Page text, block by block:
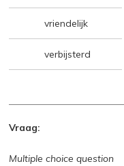
vriendelijk
verbijsterd
Vraag:
Multiple choice question